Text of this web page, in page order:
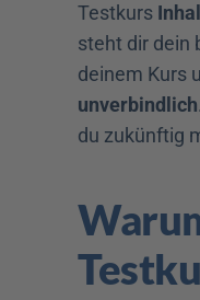
Testkurs
steht dir dein
deinem Kurs
unverbindlich
du zukünftig